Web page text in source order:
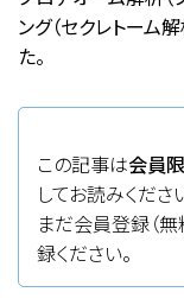
ング（セクレトーム
た。
この記事は会員
してお読みくださ
まだ会員登録（
録ください。